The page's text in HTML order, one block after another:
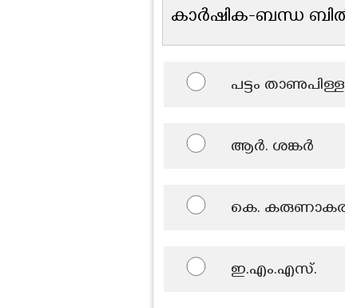
കാർഷിക-ബന്ധ
പട്ടം താണുപിള്ള
ആർ. ശങ്കർ
കെ.
ഇ.എം.എസ്.